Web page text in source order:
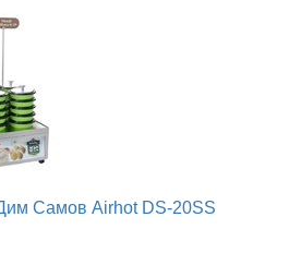
Самов Airhot DS-20SS